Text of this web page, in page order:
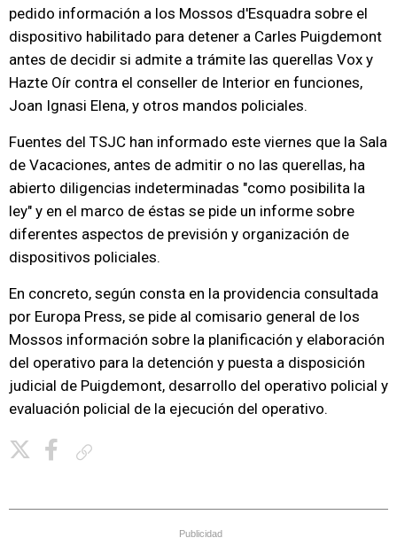
pedido información a los Mossos d'Esquadra sobre el
dispositivo habilitado para detener a Carles Puigdemont
antes de decidir si admite a trámite las querellas Vox y
Hazte Oír contra el conseller de Interior en funciones,
Joan Ignasi Elena, y otros mandos policiales.
Fuentes del TSJC han informado este viernes que la Sala
de Vacaciones, antes de admitir o no las querellas, ha
abierto diligencias indeterminadas "como posibilita la
ley" y en el marco de éstas se pide un informe sobre
diferentes aspectos de previsión y organización de
dispositivos policiales.
En concreto, según consta en la providencia consultada
por Europa Press, se pide al comisario general de los
Mossos información sobre la planificación y elaboración
del operativo para la detención y puesta a disposición
judicial de Puigdemont, desarrollo del operativo policial y
evaluación policial de la ejecución del operativo.
Publicidad